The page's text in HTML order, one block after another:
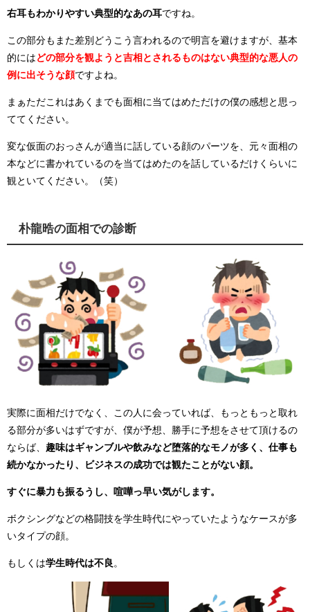
右耳もわかりやすい典型的なあの耳ですね。
この部分もまた差別どうこう言われるので明言を避けますが、基本
的には どの部分を観ようと吉相とされるものはない典型的な悪人の
例に出そうな顔ですよね。
まぁただこれはあくまでも面相に当てはめただけの僕の感想と思っ
ててください。
変な仮面のおっさんが適当に話している顔のパーツを、元々面相の
本などに書かれているのを当てはめたのを話しているだけくらいに
観といてください。（笑）
朴龍晧の面相での診断
実際に面相だけでなく、この人に会っていれば、もっともっと取れ
る部分が多いはずですが、僕が予想、勝手に予想をさせて頂けるの
ならば、 趣味はギャンブルや飲みなど堕落的なモノが多く、仕事も
続かなかったり、ビジネスの成功では観たことがない顔。
すぐに暴力も振るうし、喧嘩っ早い気がします。
ボクシングなどの格闘技を学生時代にやっていたようなケースが多
いタイプの顔。
もしくは学生時代は不良 。